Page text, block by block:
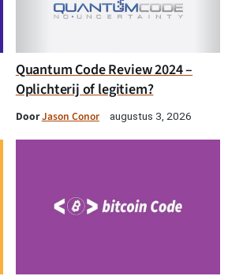
Quantum Code Review 2024 –
Oplichterij of legitiem?
DoorJason Conor augustus 3, 2026